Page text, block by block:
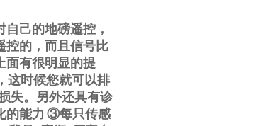
己的地磅遥控，
控的，而且信号比
面有很明显的提
这时候您就可以排
失。另外还具有诊
的能力 ③每只传感